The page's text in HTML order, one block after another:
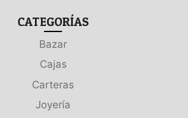
CATEGORÍAS
Bazar
Cajas
Carteras
Joyería